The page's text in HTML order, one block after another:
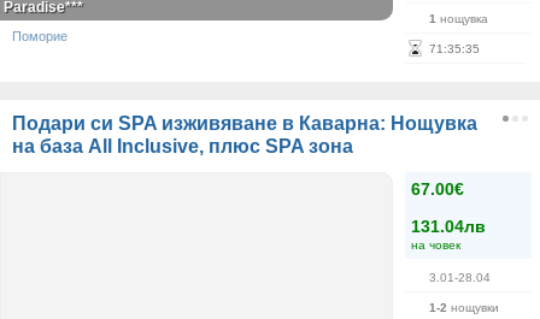
1 нощувка
71 :35:35
Paradise***
Поморие
Подари си SPA изживяване в Каварна: Нощувка
на база All Inclusive, плюс SPA зона
67.00€
131.04лв
на човек
3.01-28.04
1-2 нощувки